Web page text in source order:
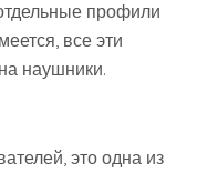
профили
все эти
наушники.
это одна из